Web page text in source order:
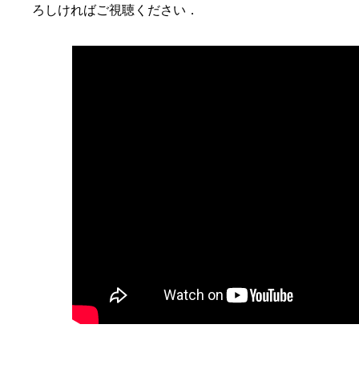
ろしければご視聴ください．